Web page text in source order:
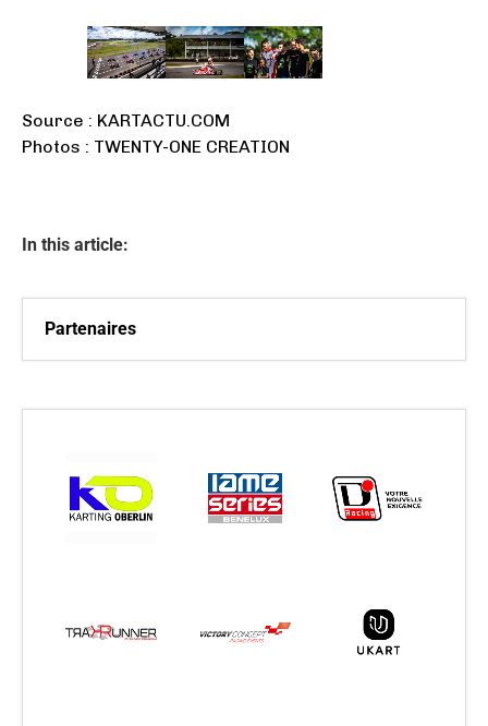
Source : KARTACTU.COM
Photos : TWENTY-ONE CREATION
In this article:
Partenaires